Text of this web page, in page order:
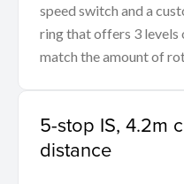
speed switch and a
ring that offers 3 levels
match the amount of
5-stop IS, 4.2m
distance